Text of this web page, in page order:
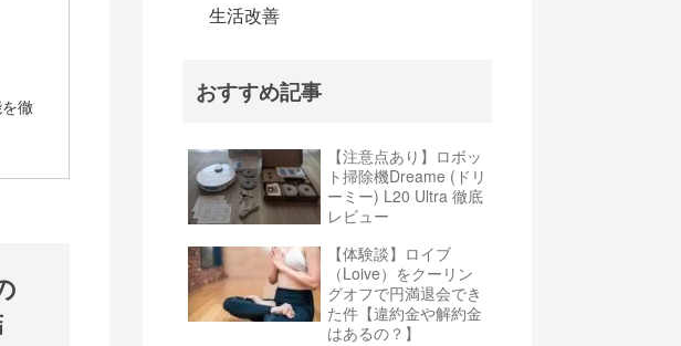
徹
生活改善
おすすめ記事
【注意点あり】ロボッ
ト掃除機Dreame (ドリ
ーミー) L20 Ultra 徹底
レビュー
【体験談】ロイブ
（Loive）をクーリン
グオフで円満退会でき
た件【違約金や解約金
はあるの？】